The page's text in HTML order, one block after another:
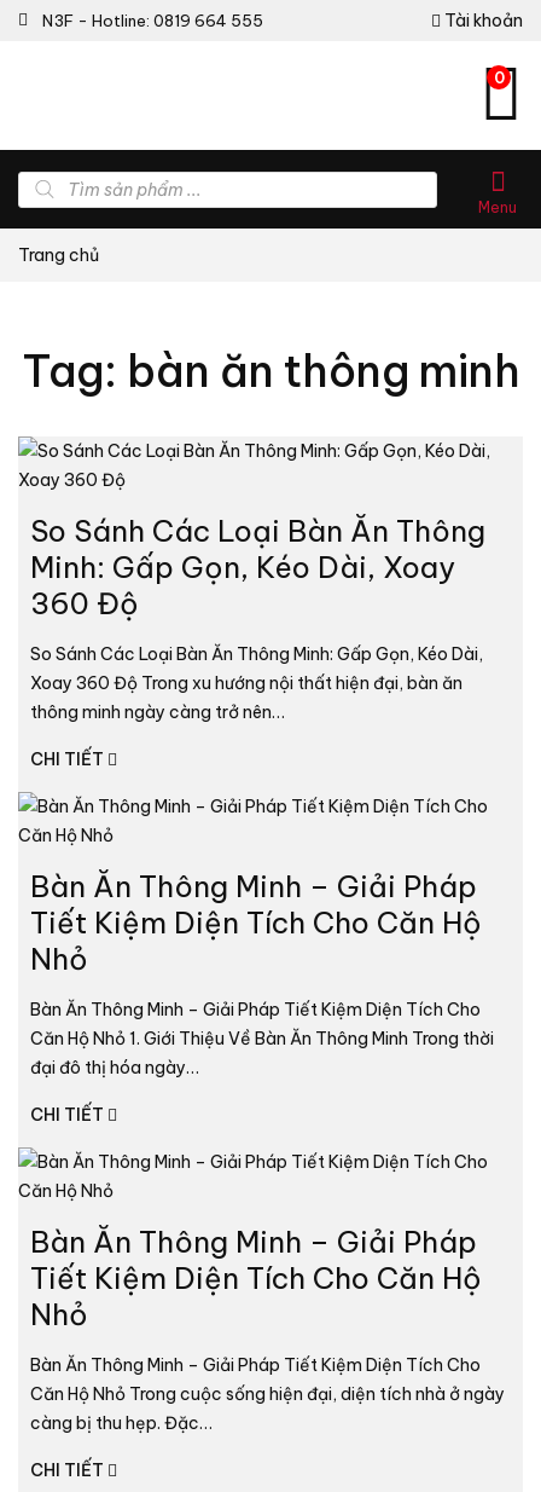
N3F - Hotline: 0819 664 555 Tài khoản
0
Tìm
kiếm
sản
phẩm
Menu
Trang chủ
Tag: bàn ăn thông minh
So Sánh Các Loại Bàn Ăn Thông
Minh: Gấp Gọn, Kéo Dài, Xoay
360 Độ
So Sánh Các Loại Bàn Ăn Thông Minh: Gấp Gọn, Kéo Dài,
Xoay 360 Độ Trong xu hướng nội thất hiện đại, bàn ăn
thông minh ngày càng trở nên…
CHI TIẾT
Bàn Ăn Thông Minh – Giải Pháp
Tiết Kiệm Diện Tích Cho Căn Hộ
Nhỏ
Bàn Ăn Thông Minh – Giải Pháp Tiết Kiệm Diện Tích Cho
Căn Hộ Nhỏ 1. Giới Thiệu Về Bàn Ăn Thông Minh Trong thời
đại đô thị hóa ngày…
CHI TIẾT
Bàn Ăn Thông Minh – Giải Pháp
Tiết Kiệm Diện Tích Cho Căn Hộ
Nhỏ
Bàn Ăn Thông Minh – Giải Pháp Tiết Kiệm Diện Tích Cho
Căn Hộ Nhỏ Trong cuộc sống hiện đại, diện tích nhà ở ngày
càng bị thu hẹp. Đặc…
CHI TIẾT